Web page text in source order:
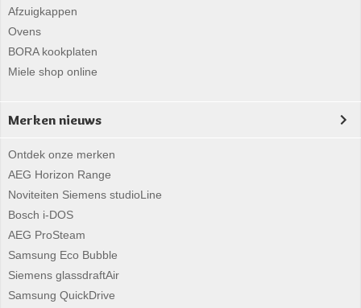
Afzuigkappen
Ovens
BORA kookplaten
Miele shop online
Merken nieuws
Ontdek onze merken
AEG Horizon Range
Noviteiten Siemens studioLine
Bosch i-DOS
AEG ProSteam
Samsung Eco Bubble
Siemens glassdraftAir
Samsung QuickDrive